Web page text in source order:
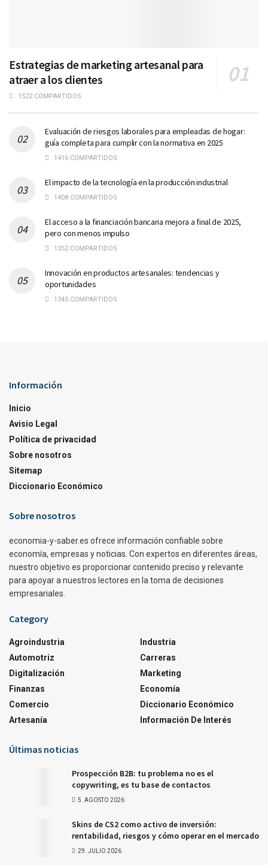
Estrategias de marketing artesanal para
atraer a los clientes
1522 COMPARTIDOS
Evaluación de riesgos laborales para empleadas de hogar:
guía completa para cumplir con la normativa en 2025
1416 COMPARTIDOS
El impacto de la tecnología en la producción industrial
1408 COMPARTIDOS
El acceso a la financiación bancaria mejora a final de 2025,
pero con menos impulso
1352 COMPARTIDOS
Innovación en productos artesanales: tendencias y
oportunidades
1345 COMPARTIDOS
Información
Inicio
Avisio Legal
Política de privacidad
Sobre nosotros
Sitemap
Diccionario Económico
Sobre nosotros
economia-y-saber.es ofrece información confiable sobre
economía, empresas y noticias. Con expertos en diferentes áreas,
nuestro objetivo es proporcionar contenido preciso y relevante
para apoyar a nuestros lectores en la toma de decisiones
empresariales.
Category
Agroindustria
Automotriz
Digitalización
Finanzas
Comercio
Artesanía
Industria
Carreras
Marketing
Economía
Diccionario Económico
Información De Interés
Últimas noticias
Prospección B2B: tu problema no es el
copywriting, es tu base de contactos
5. AGOSTO 2026
Skins de CS2 como activo de inversión:
rentabilidad, riesgos y cómo operar en el mercado
29. JULIO 2026